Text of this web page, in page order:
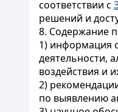
соответствии с
решений и
8. Содержание
1) информация
деятельности,
воздействия и
2)
по выявлению